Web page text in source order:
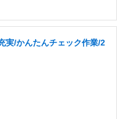
実/かんたんチェック作業/2